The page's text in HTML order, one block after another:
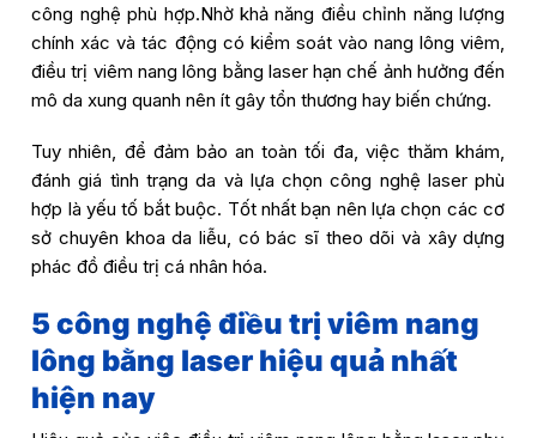
công nghệ phù hợp.Nhờ khả năng điều chỉnh năng lượng
chính xác và tác động có kiểm soát vào nang lông viêm,
điều trị viêm nang lông bằng laser hạn chế ảnh hưởng đến
mô da xung quanh nên ít gây tổn thương hay biến chứng.
Tuy nhiên, để đảm bảo an toàn tối đa, việc thăm khám,
đánh giá tình trạng da và lựa chọn công nghệ laser phù
hợp là yếu tố bắt buộc. Tốt nhất bạn nên lựa chọn các cơ
sở chuyên khoa da liễu, có bác sĩ theo dõi và xây dựng
phác đồ điều trị cá nhân hóa.
5 công nghệ điều trị viêm nang
lông bằng laser hiệu quả nhất
hiện nay